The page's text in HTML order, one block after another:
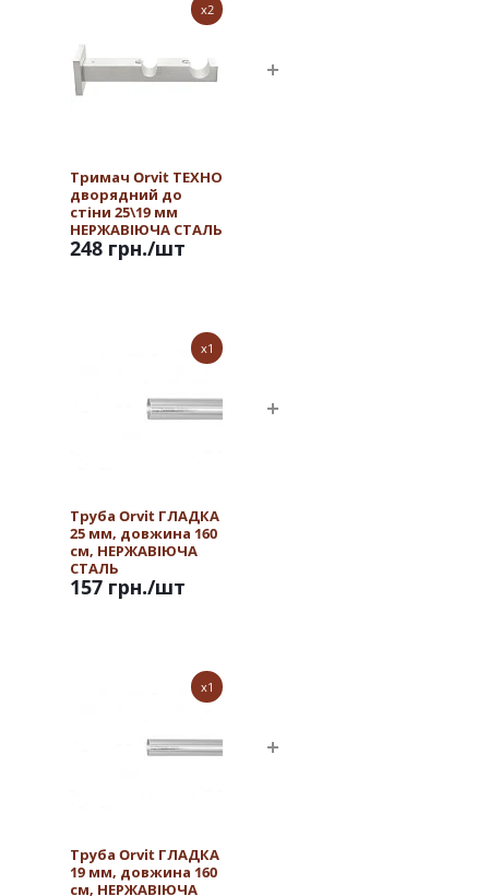
x2
Тримач Orvit ТЕХНО
дворядний до
стіни 25\19 мм
НЕРЖАВІЮЧА СТАЛЬ
248 грн./шт
x1
Труба Orvit ГЛАДКА
25 мм, довжина 160
см, НЕРЖАВІЮЧА
СТАЛЬ
157 грн./шт
x1
Труба Orvit ГЛАДКА
19 мм, довжина 160
см, НЕРЖАВІЮЧА